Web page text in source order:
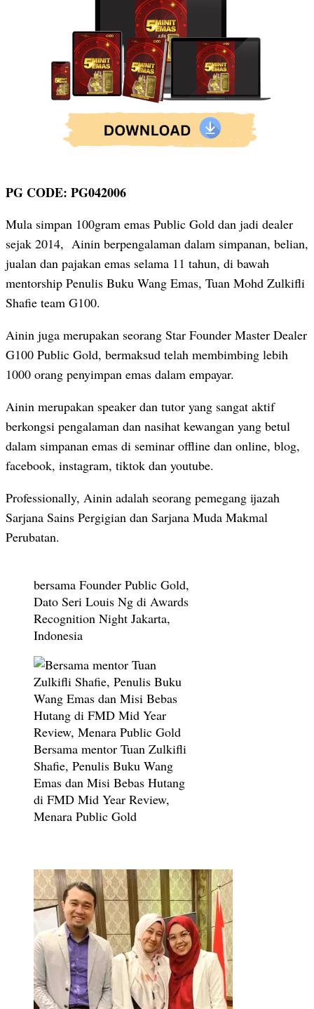
PG CODE: PG042006
Mula simpan 100gram emas Public Gold dan jadi dealer
sejak 2014, Ainin berpengalaman dalam simpanan, belian,
jualan dan pajakan emas selama 11 tahun, di bawah
mentorship Penulis Buku Wang Emas, Tuan Mohd Zulkifli
Shafie team G100.
Ainin juga merupakan seorang Star Founder Master Dealer
G100 Public Gold, bermaksud telah membimbing lebih
1000 orang penyimpan emas dalam empayar.
Ainin merupakan speaker dan tutor yang sangat aktif
berkongsi pengalaman dan nasihat kewangan yang betul
dalam simpanan emas di seminar offline dan online, blog,
facebook, instagram, tiktok dan youtube.
Professionally, Ainin adalah seorang pemegang ijazah
Sarjana Sains Pergigian dan Sarjana Muda Makmal
Perubatan.
bersama Founder Public Gold,
Dato Seri Louis Ng di Awards
Recognition Night Jakarta,
Indonesia
Bersama mentor Tuan Zulkifli
Shafie, Penulis Buku Wang
Emas dan Misi Bebas Hutang
di FMD Mid Year Review,
Menara Public Gold